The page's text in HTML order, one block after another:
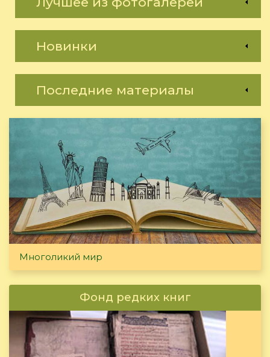
Новинки
Последние материалы
Многоликий мир
Фонд редких книг